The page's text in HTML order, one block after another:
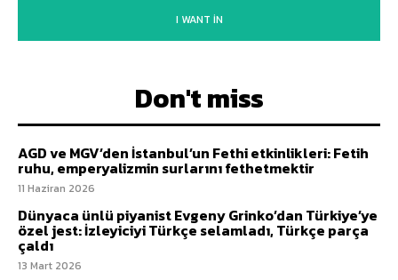
I WANT IN
Don't miss
AGD ve MGV’den İstanbul’un Fethi etkinlikleri: Fetih
ruhu, emperyalizmin surlarını fethetmektir
11 Haziran 2026
Dünyaca ünlü piyanist Evgeny Grinko’dan Türkiye’ye
özel jest: İzleyiciyi Türkçe selamladı, Türkçe parça
çaldı
13 Mart 2026